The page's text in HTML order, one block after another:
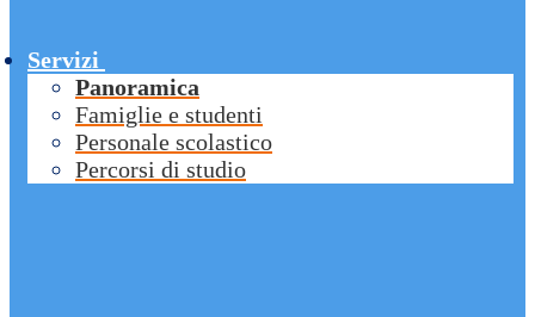
Servizi
Panoramica
Famiglie e studenti
Personale scolastico
Percorsi di studio